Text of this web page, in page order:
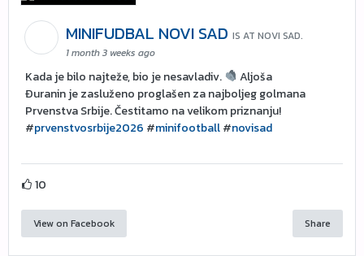
MINIFUDBAL NOVI SAD IS AT NOVI SAD.
1 month 3 weeks ago
Kada je bilo najteže, bio je nesavladiv.
Aljoša
Đuranin je zasluženo proglašen za najboljeg golmana
Prvenstva Srbije. Čestitamo na velikom priznanju!
#prvenstvosrbije2026 #minifootball#novisad
10
View on Facebook Share